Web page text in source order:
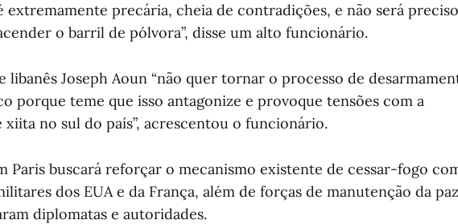
extremamente precária, cheia de contradições, e não será preciso
o barril de pólvora”, disse um alto funcionário.
libanês Joseph Aoun “não quer tornar o processo de
porque teme que isso antagonize e provoque tensões com a
xiita no sul do país”, acrescentou o funcionário.
Paris buscará reforçar o mecanismo existente de cessar-fogo
dos EUA e da França, além de forças de manutenção da
diplomatas e autoridades.